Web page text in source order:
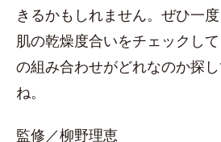
きるかもしれません。ぜひ一
肌の乾燥度合いをチェックし
の組み合わせがどれなのか探
ね。
監修／柳野理恵